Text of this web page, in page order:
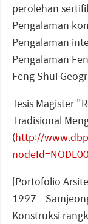
perolehan
Pengalaman
Pengalaman
Pengalaman
Feng Shui
Tesis Magister
Tradisional
(http://
[Portofolio
1997 -
Konstruksi